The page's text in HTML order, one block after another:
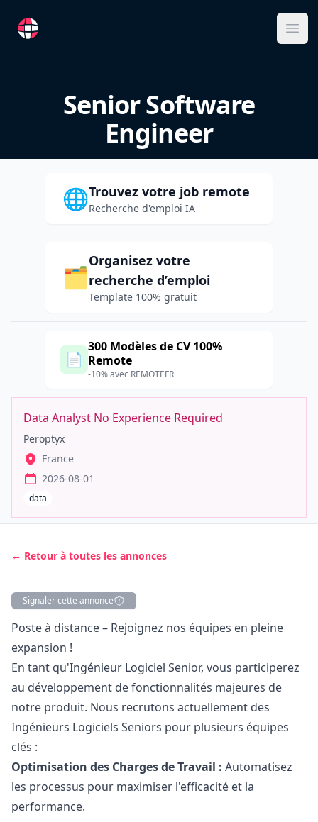
RemoteFR
Senior Software
Engineer
🌐Trouvez votre job remote
Recherche d'emploi IA
🗂️
Organisez votre
recherche d’emploi
Template 100% gratuit
📄
300 Modèles de CV 100%
Remote
-10% avec REMOTEFR
Data Analyst No Experience Required
Peroptyx
France
2026-08-01
data
← Retour à toutes les annonces
Signaler cette annonce
Description
Poste à distance – Rejoignez nos équipes en pleine
expansion !
En tant qu'Ingénieur Logiciel Senior, vous participerez
au développement de fonctionnalités majeures de
notre produit. Nous recrutons actuellement des
Ingénieurs Logiciels Seniors pour plusieurs équipes
clés :
Optimisation des Charges de Travail : Automatisez
les processus pour maximiser l'efficacité et la
performance.